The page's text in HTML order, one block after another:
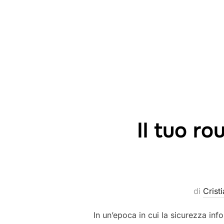
Il tuo
di
In un’epoca in cui la sicurezza